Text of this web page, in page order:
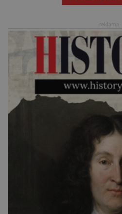
Jaké jsou nejčastější